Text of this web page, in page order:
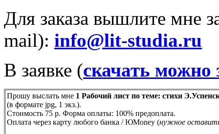
Для заказа вышлите мне
mail): info@lit-studia.ru
В заявке (скачать можно
Прошу выслать мне 1 Рабочий лист по теме: стихи
(в формате jpg, 1 экз.).
Стоимость 75 р. Форма оплаты: 100% предоплата.
Оплата через карту любого банка / ЮMoney (нужное